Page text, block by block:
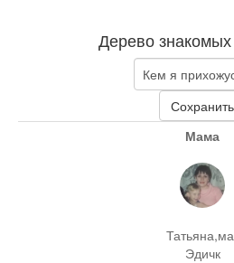
Дерево
Сохранить
Мама
Эдичк